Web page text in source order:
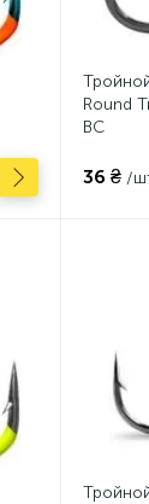
Round
BC
36 ₴ /